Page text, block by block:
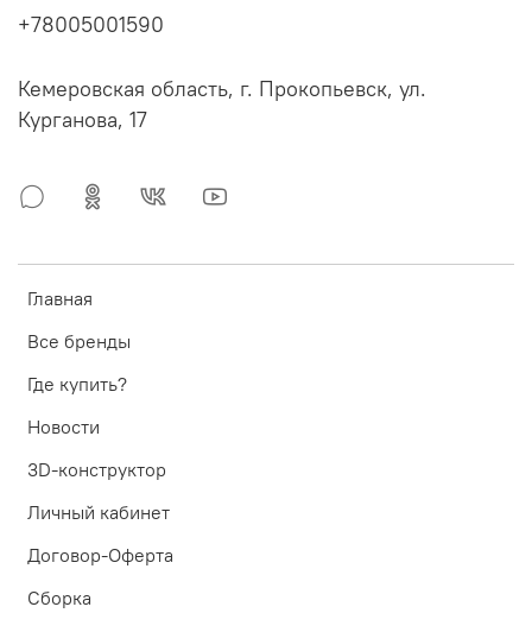
Главная
Все бренды
Где купить?
Новости
3D-конструктор
Личный кабинет
Договор-Оферта
Сборка
+78005001590
Кемеровская область, г. Прокопьевск, ул.
Курганова, 17